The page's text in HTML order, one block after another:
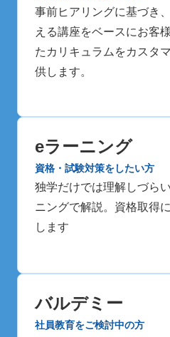
事前ヒアリングに基づき
える講座をベースにお客
たカリキュラムをカスタ
供します。
eラーニング
資格・試験対策をしたい方
独学だけでは理解しづら
ニングで解説。資格取得
します
バルデミー
社員教育をご検討中の方